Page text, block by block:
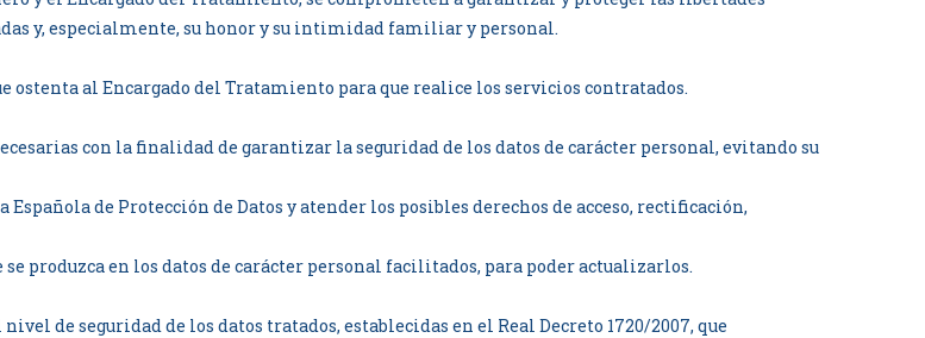
y, especialmente, su honor y su intimidad familiar y personal.
al Encargado del Tratamiento para que realice los servicios contratados.
con la finalidad de garantizar la seguridad de los datos de carácter personal, evitando su
de Protección de Datos y atender los posibles derechos de acceso, rectificación,
produzca en los datos de carácter personal facilitados, para poder actualizarlos.
de seguridad de los datos tratados, establecidas en el Real Decreto 1720/2007, que